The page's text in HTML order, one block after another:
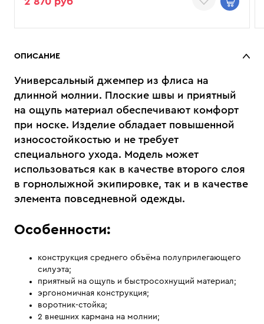
ОПИСАНИЕ
Универсальный джемпер из флиса на
длинной молнии. Плоские швы и приятный
на ощупь материал обеспечивают комфорт
при носке. Изделие обладает повышенной
износостойкостью и не требует
специального ухода. Модель может
использоваться как в качестве второго слоя
в горнолыжной экипировке, так и в качестве
элемента повседневной одежды.
Особенности:
конструкция среднего объёма полуприлегающего
силуэта;
приятный на ощупь и быстросохнущий материал;
эргономичная конструкция;
воротник-стойка;
2 внешних кармана на молнии;